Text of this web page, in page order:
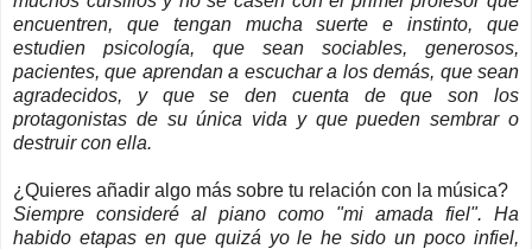
encuentren, que tengan mucha suerte e instinto, que
estudien psicología, que sean sociables, generosos,
pacientes, que aprendan a escuchar a los demás, que sean
agradecidos, y que se den cuenta de que son los
protagonistas de su única vida y que pueden sembrar o
destruir con ella.
¿Quieres añadir algo más sobre tu relación con la música?
Siempre consideré al piano como "mi amada fiel". Ha
habido etapas en que quizá yo le he sido un poco infiel,